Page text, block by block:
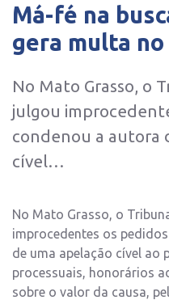
Má-fé na
gera multa
No Mato Grasso, o
julgou
condenou a autora
cível…
No Mato Grasso, o
improcedentes os
de uma apelação cível ao
processuais, honorários
sobre o valor da causa,